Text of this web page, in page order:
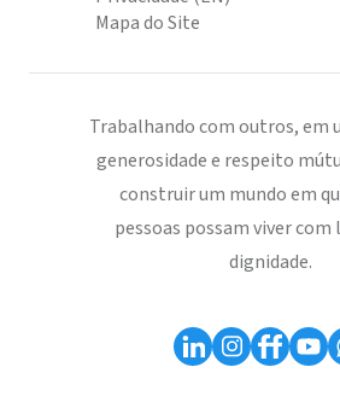
Mapa do Site
Trabalhando com outros, em
generosidade e respeito
construir um mundo em
pessoas possam viver com
dignidade.